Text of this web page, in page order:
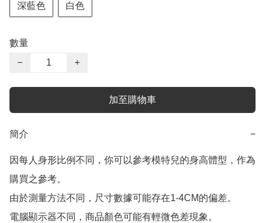
深藍色 白色
數量
−
+
加至購物車
簡介 −
因每人身形比例不同，你可以參考模特兒的身高體型，作為
購買之參考。
由於測量方法不同，尺寸數據可能存在1-4CM的偏差。
電腦顯示器不同，商品顏色可能有輕微色差現象。